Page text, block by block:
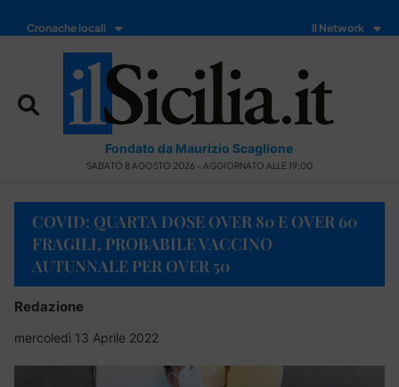
Cronache locali Il Network
Fondato da Maurizio Scaglione
SABATO 8 AGOSTO 2026 - AGGIORNATO ALLE 19:00
COVID: QUARTA DOSE OVER 80 E OVER 60
FRAGILI, PROBABILE VACCINO
AUTUNNALE PER OVER 50
Redazione
mercoledì 13 Aprile 2022